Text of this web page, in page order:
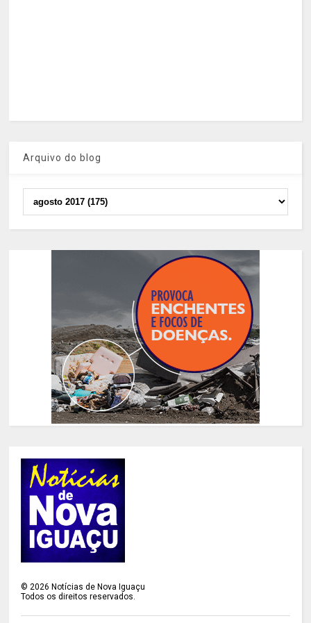
Arquivo do blog
©2026 Notícias de Nova Iguaçu
Todos os direitos reservados.